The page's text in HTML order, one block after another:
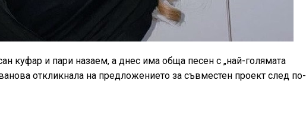
куфар и пари назаем, а днес има обща песен с „най-голямата
откликнала на предложението за съвместен проект след по-